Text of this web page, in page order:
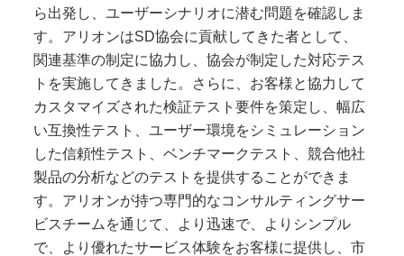
ら出発し、ユーザーシナリオに潜む問題を確認しま
す。アリオンはSD協会に貢献してきた者として、
関連基準の制定に協力し、協会が制定した対応テス
トを実施してきました。さらに、お客様と協力して
カスタマイズされた検証テスト要件を策定し、幅広
い互換性テスト、ユーザー環境をシミュレーション
した信頼性テスト、ベンチマークテスト、競合他社
製品の分析などのテストを提供することができま
す。アリオンが持つ専門的なコンサルティングサー
ビスチームを通じて、より迅速で、よりシンプル
で、より優れたサービス体験をお客様に提供し、市